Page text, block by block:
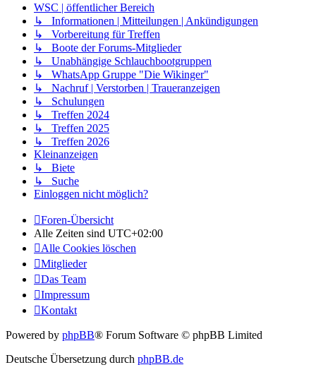
WSC | öffentlicher Bereich
↳ Informationen | Mitteilungen | Ankündigungen
↳ Vorbereitung für Treffen
↳ Boote der Forums-Mitglieder
↳ Unabhängige Schlauchbootgruppen
↳ WhatsApp Gruppe "Die Wikinger"
↳ Nachruf | Verstorben | Traueranzeigen
↳ Schulungen
↳ Treffen 2024
↳ Treffen 2025
↳ Treffen 2026
Kleinanzeigen
↳ Biete
↳ Suche
Einloggen nicht möglich?
Foren-Übersicht
Alle Zeiten sind UTC+02:00
Alle Cookies löschen
Mitglieder
Das Team
Impressum
Kontakt
Powered by phpBB® Forum Software © phpBB Limited
Deutsche Übersetzung durch phpBB.de